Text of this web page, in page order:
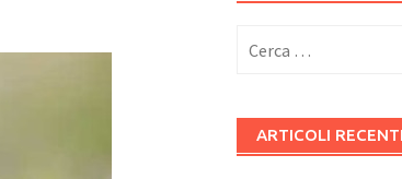
per:
ARTICOLI RECENTI